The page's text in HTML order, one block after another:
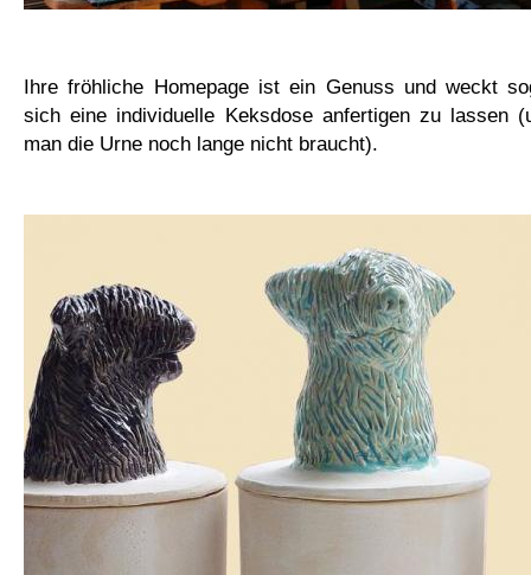
Ihre fröhliche Homepage ist ein Genuss und weckt
sich eine individuelle Keksdose anfertigen zu lassen
man die Urne noch lange nicht braucht).